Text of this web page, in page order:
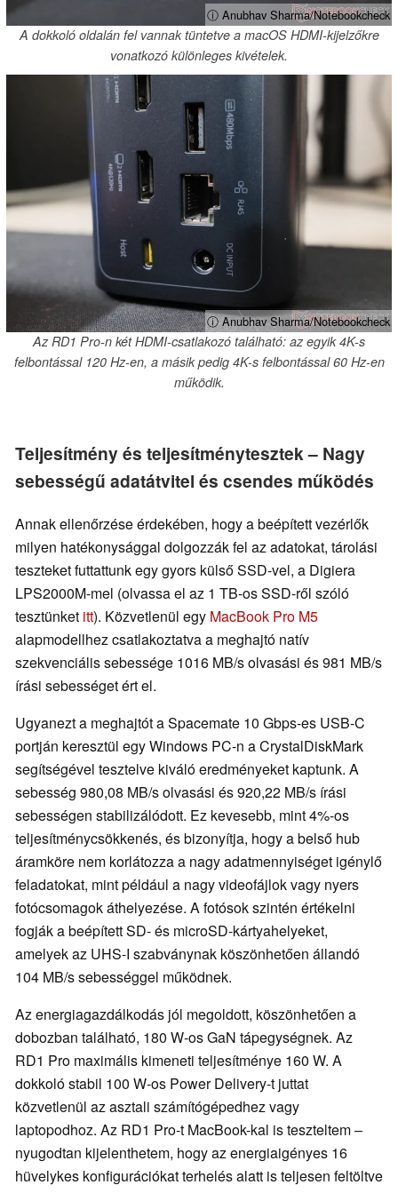
ⓘ Anubhav Sharma/Notebookcheck
A dokkoló oldalán fel vannak tüntetve a macOS HDMI-kijelzőkre
vonatkozó különleges kivételek.
ⓘ Anubhav Sharma/Notebookcheck
Az RD1 Pro-n két HDMI-csatlakozó található: az egyik 4K-s
felbontással 120 Hz-en, a másik pedig 4K-s felbontással 60 Hz-en
működik.
Teljesítmény és teljesítménytesztek – Nagy
sebességű adatátvitel és csendes működés
Annak ellenőrzése érdekében, hogy a beépített vezérlők
milyen hatékonysággal dolgozzák fel az adatokat, tárolási
teszteket futtattunk egy gyors külső SSD-vel, a Digiera
LPS2000M-mel (olvassa el az 1 TB-os SSD-ről szóló
tesztünket itt). Közvetlenül egy MacBook Pro M5
alapmodellhez csatlakoztatva a meghajtó natív
szekvenciális sebessége 1016 MB/s olvasási és 981 MB/s
írási sebességet ért el.
Ugyanezt a meghajtót a Spacemate 10 Gbps-es USB-C
portján keresztül egy Windows PC-n a CrystalDiskMark
segítségével tesztelve kiváló eredményeket kaptunk. A
sebesség 980,08 MB/s olvasási és 920,22 MB/s írási
sebességen stabilizálódott. Ez kevesebb, mint 4%-os
teljesítménycsökkenés, és bizonyítja, hogy a belső hub
áramköre nem korlátozza a nagy adatmennyiséget igénylő
feladatokat, mint például a nagy videofájlok vagy nyers
fotócsomagok áthelyezése. A fotósok szintén értékelni
fogják a beépített SD- és microSD-kártyahelyeket,
amelyek az UHS-I szabványnak köszönhetően állandó
104 MB/s sebességgel működnek.
Az energiagazdálkodás jól megoldott, köszönhetően a
dobozban található, 180 W-os GaN tápegységnek. Az
RD1 Pro maximális kimeneti teljesítménye 160 W. A
dokkoló stabil 100 W-os Power Delivery-t juttat
közvetlenül az asztali számítógépedhez vagy
laptopodhoz. Az RD1 Pro-t MacBook-kal is teszteltem –
nyugodtan kijelenthetem, hogy az energiaigényes 16
hüvelykes konfigurációkat terhelés alatt is teljesen feltöltve